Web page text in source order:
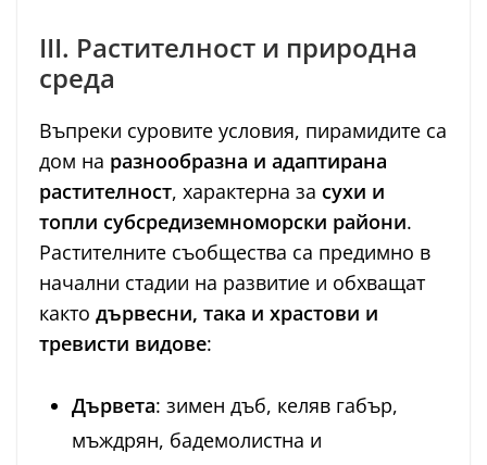
III. Растителност и природна
среда
Въпреки суровите условия, пирамидите са
дом на разнообразна и адаптирана
растителност, характерна за сухи и
топли субсредиземноморски райони.
Растителните съобщества са предимно в
начални стадии на развитие и обхващат
както дървесни, така и храстови и
тревисти видове:
Дървета: зимен дъб, келяв габър,
мъждрян, бадемолистна и